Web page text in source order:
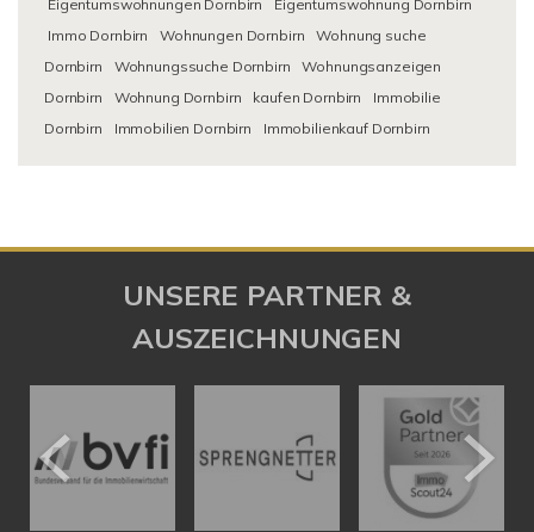
Eigentumswohnungen Dornbirn
Eigentumswohnung Dornbirn
Immo Dornbirn
Wohnungen Dornbirn
Wohnung suche
Dornbirn
Wohnungssuche Dornbirn
Wohnungsanzeigen
Dornbirn
Wohnung Dornbirn kaufen Dornbirn
Immobilie
Dornbirn
Immobilien Dornbirn Immobilienkauf Dornbirn
UNSERE PARTNER &
AUSZEICHNUNGEN